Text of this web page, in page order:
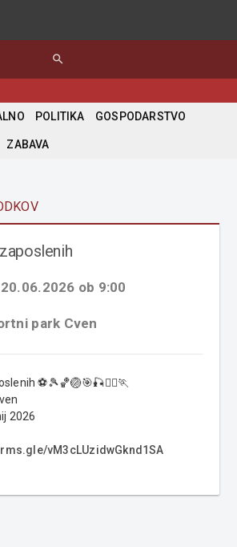
search
POLITIKA GOSPODARSTVO
ZABAVA
ob 9:00
park Cven
⚽️🎾🏀🏐🎯🎣🏃‍♂️🏃
2026
vM3cLUzidwGknd1SA